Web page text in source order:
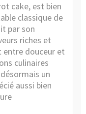
cake, est bien
classique de
par son
riches et
entre douceur et
culinaires
un
aussi bien